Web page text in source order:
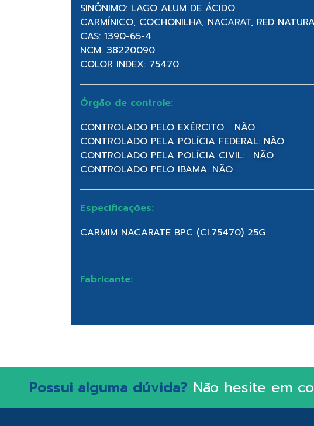
SINÔNIMO: LAGO ALUM DE ÁCIDO
CARMÍNICO, COCHONILHA, NACARAT, RED
CAS: 1390-65-4
NCM: 38220090
COLOR INDEX: 75470
Órgão de controle:
CONTROLADO PELO EXÉRCITO: : NÃO
CONTROLADO PELA POLÍCIA FEDERAL: NÃO
CONTROLADO PELA POLÍCIA CIVIL: : NÃO
CONTROLADO PELO IBAMA: NÃO
Especificações:
CARMIM NACARATE BPC (CI.75470) 25G
Fabricante:
Possui alguma dúvida? Não hesite em